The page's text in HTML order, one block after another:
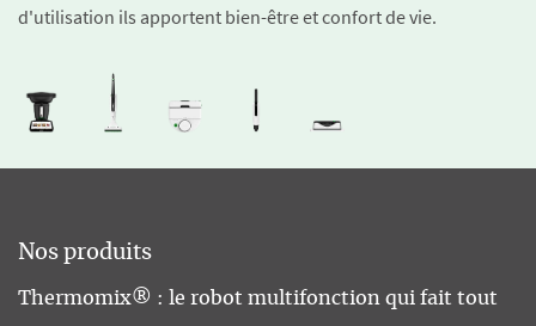
d'utilisation ils apportent bien-être et confort de vie.
Nos produits
Thermomix® : le robot multifonction qui fait tout